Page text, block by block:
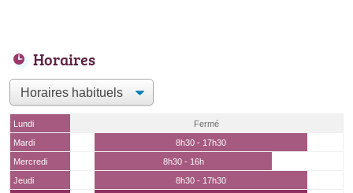
Horaires
Lundi
Fermé
Mardi
8h30 - 17h30
Mercredi
8h30 - 16h
Jeudi
8h30 - 17h30